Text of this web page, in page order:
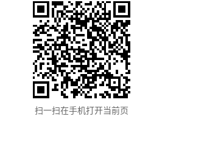
扫一扫在手机打开当前页